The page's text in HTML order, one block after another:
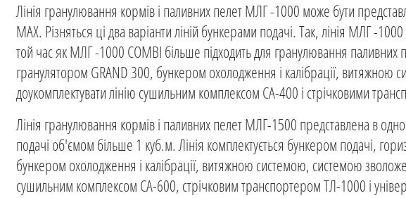
Лінія гранулювання кормів і паливних пелет МЛГ -1000 може бути
MAX. Різняться ці два варіанти ліній бункерами подачі. Так, лінія МЛГ -
той час як МЛГ -1000 COMBI більше підходить для гранулювання паливних
гранулятором GRAND 300, бункером охолодження і калібрації,
доукомплектувати лінію сушильним комплексом СА-400 і стрічковими
Лінія гранулювання кормів і паливних пелет МЛГ-1500 представлена ​​в
подачі об'ємом більше 1 куб.м. Лінія комплектується бункером подачі,
бункером охолодження і калібрації, витяжною системою, системою
сушильним комплексом СА-600, стрічковим транспортером ТЛ-1000 і